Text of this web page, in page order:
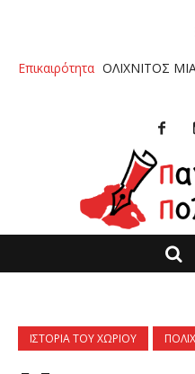
ΕπικαιρότηταΜΙΑ ΙΣΤΟΡΙΑ
ΙΣΤΟΡΙΑ ΤΟΥ ΧΩΡΙΟΥ